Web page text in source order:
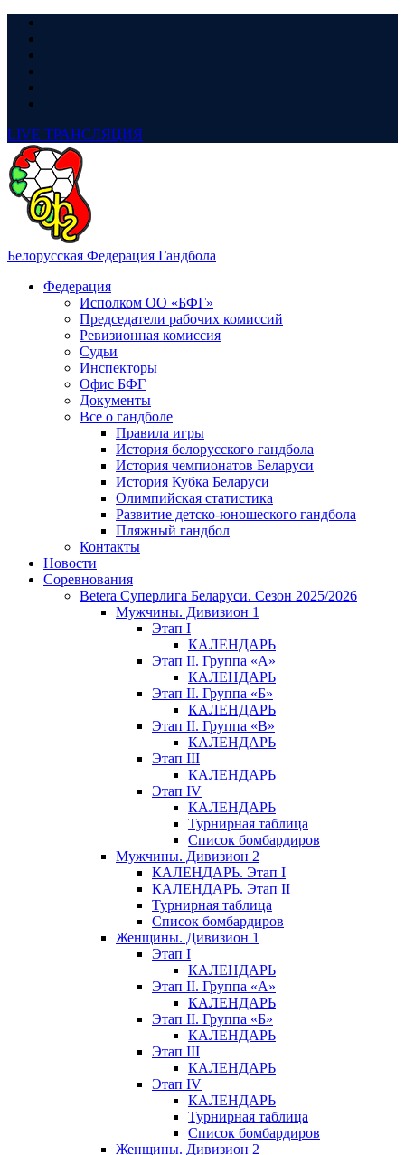
LIVE ТРАНСЛЯЦИЯ
Белорусская Федерация Гандбола
Федерация
Исполком ОО «БФГ»
Председатели рабочих комиссий
Ревизионная комиссия
Судьи
Инспекторы
Офис БФГ
Документы
Все о гандболе
Правила игры
История белорусского гандбола
История чемпионатов Беларуси
История Кубка Беларуси
Олимпийская статистика
Развитие детско-юношеского гандбола
Пляжный гандбол
Контакты
Новости
Соревнования
Betera Суперлига Беларуси. Сезон 2025/2026
Мужчины. Дивизион 1
Этап I
КАЛЕНДАРЬ
Этап II. Группа «А»
КАЛЕНДАРЬ
Этап II. Группа «Б»
КАЛЕНДАРЬ
Этап II. Группа «В»
КАЛЕНДАРЬ
Этап III
КАЛЕНДАРЬ
Этап IV
КАЛЕНДАРЬ
Турнирная таблица
Список бомбардиров
Мужчины. Дивизион 2
КАЛЕНДАРЬ. Этап I
КАЛЕНДАРЬ. Этап II
Турнирная таблица
Список бомбардиров
Женщины. Дивизион 1
Этап I
КАЛЕНДАРЬ
Этап II. Группа «А»
КАЛЕНДАРЬ
Этап II. Группа «Б»
КАЛЕНДАРЬ
Этап III
КАЛЕНДАРЬ
Этап IV
КАЛЕНДАРЬ
Турнирная таблица
Список бомбардиров
Женщины. Дивизион 2